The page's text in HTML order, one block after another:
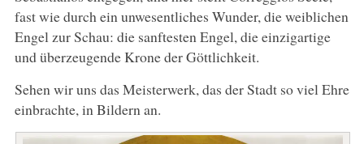
fast wie durch ein unwesentliches Wunder, die weiblichen
Engel zur Schau: die sanftesten Engel, die einzigartige
und überzeugende Krone der Göttlichkeit.
Sehen wir uns das Meisterwerk, das der Stadt so viel Ehre
einbrachte, in Bildern an.